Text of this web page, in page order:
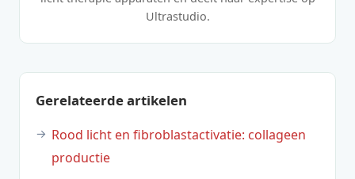
Ultrastudio.
Gerelateerde artikelen
Rood licht en fibroblastactivatie: collageen
productie